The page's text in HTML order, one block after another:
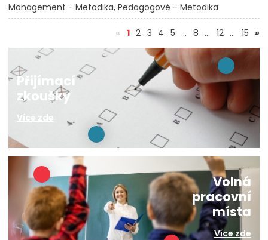
Management - Metodika Pedagogové - Metodika
« 1(aktuální)
2 3 4 5 … 8 … 12 … 15 »
Přijímací
zkoušky
Více zde
Volná
pracovní
místa
Více zde